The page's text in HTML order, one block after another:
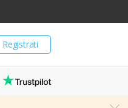
Registrati